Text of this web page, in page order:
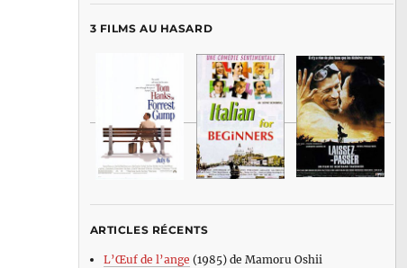
3 FILMS AU HASARD
ARTICLES RÉCENTS
L’Œuf de l’ange (1985) de Mamoru Oshii